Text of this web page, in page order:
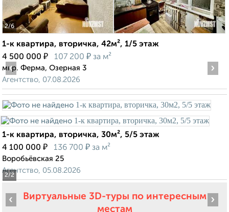
2/6
1-к квартира, вторичка, 42м², 1/5 этаж
4 500 000 ₽ 107 200 ₽ за м²
мкр. Ферма, Озерная 3
Агентство, 07.08.2026
2/2
‹ ›
1-к квартира, вторичка, 30м², 5/5 этаж
4 100 000 ₽ 136 700 ₽ за м²
Воробьёвская 25
Агентство, 05.08.2026
Виртуальные 3D-туры по интересным
местам
‹ ›